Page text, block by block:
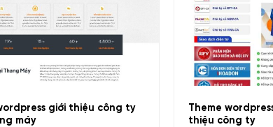
giới thiệu công ty
máy
+
Theme
thiệu công ty